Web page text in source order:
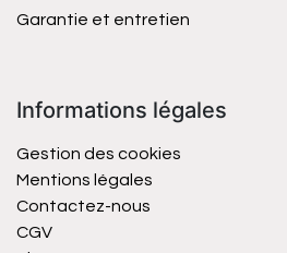
Garantie et entretien
Informations légales
Gestion des cookies
Mentions légales
Contactez-nous
CGV